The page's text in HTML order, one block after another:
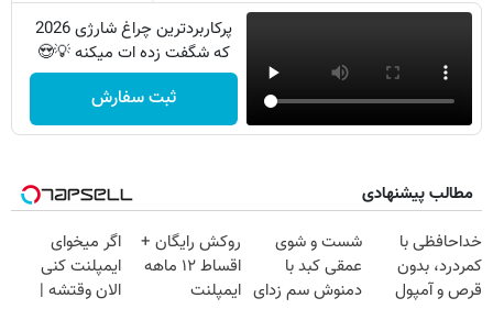
پرکاربردترین چراغ شارژی 2026
که شگفت زده ات میکنه 💡😍
ثبت سفارش
مطالب پیشنهادی
خداحافظی با
کمردرد، بدون
قرص و آمپول
شست و شوی
عمقی کبد با
دمنوش سم زدای
روکش رایگان +
اقساط ۱۲ ماهه
ایمپلنت
اگر میخوای
ایمپلنت کنی
الان وقتشه |